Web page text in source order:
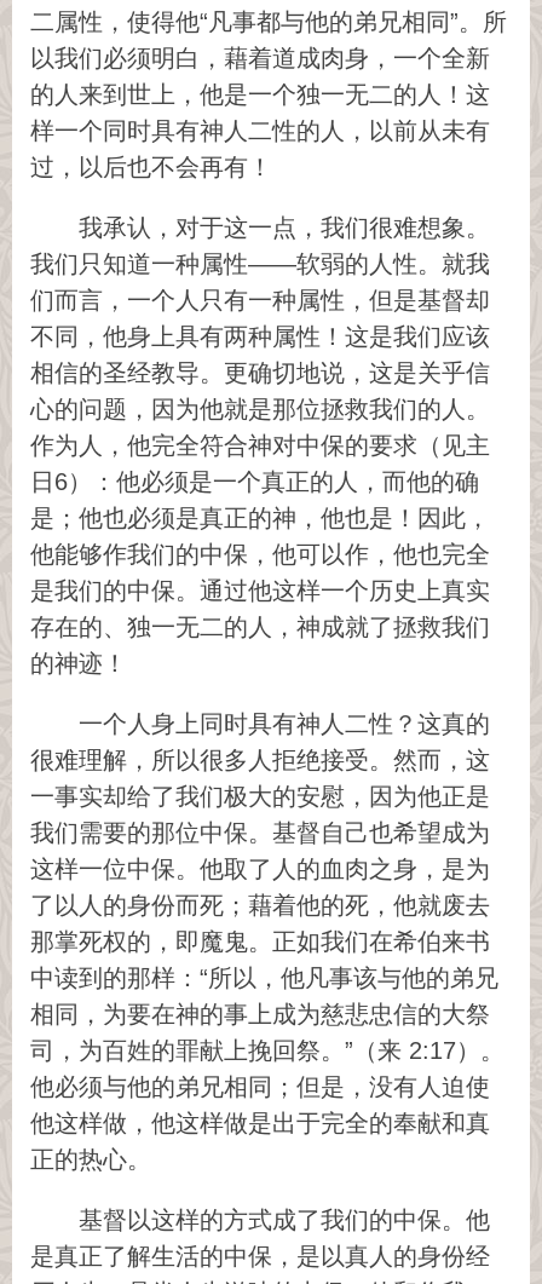
二属性，使得他“凡事都与他的弟兄相同”。所
以我们必须明白，藉着道成肉身，一个全新
的人来到世上，他是一个独一无二的人！这
样一个同时具有神人二性的人，以前从未有
过，以后也不会再有！
我承认，对于这一点，我们很难想象。
我们只知道一种属性——软弱的人性。就我
们而言，一个人只有一种属性，但是基督却
不同，他身上具有两种属性！这是我们应该
相信的圣经教导。更确切地说，这是关乎信
心的问题，因为他就是那位拯救我们的人。
作为人，他完全符合神对中保的要求（见主
日6）：他必须是一个真正的人，而他的确
是；他也必须是真正的神，他也是！因此，
他能够作我们的中保，他可以作，他也完全
是我们的中保。通过他这样一个历史上真实
存在的、独一无二的人，神成就了拯救我们
的神迹！
一个人身上同时具有神人二性？这真的
很难理解，所以很多人拒绝接受。然而，这
一事实却给了我们极大的安慰，因为他正是
我们需要的那位中保。基督自己也希望成为
这样一位中保。他取了人的血肉之身，是为
了以人的身份而死；藉着他的死，他就废去
那掌死权的，即魔鬼。正如我们在希伯来书
中读到的那样：“所以，他凡事该与他的弟兄
相同，为要在神的事上成为慈悲忠信的大祭
司，为百姓的罪献上挽回祭。”（来 2:17）。
他必须与他的弟兄相同；但是，没有人迫使
他这样做，他这样做是出于完全的奉献和真
正的热心。
基督以这样的方式成了我们的中保。他
是真正了解生活的中保，是以真人的身份经